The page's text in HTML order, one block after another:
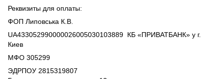
Реквизиты для оплаты:
ФОП Липовська К.В.
UA433052990000026005030103889 КБ «ПРИВАТБАНК» у г.
Киев
МФО 305299
ЭДРПОУ 2815319807